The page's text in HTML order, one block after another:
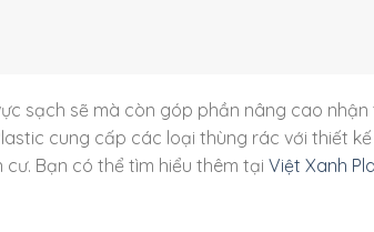
sạch sẽ mà còn góp phần nâng cao nhận
cung cấp các loại thùng rác với thiết kế
Bạn có thể tìm hiểu thêm tại Việt Xanh